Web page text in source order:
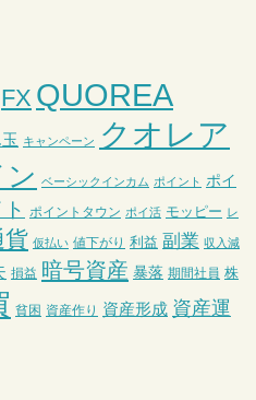
FX QUOREA
キャンペーン クオレア
ベーシックインカム ポイント ポイ
ポイントタウン ポイ活 モッピー レ
貨 仮払い 値下がり 利益 副業 収入減
損益 暗号資産 暴落 期間社員 株
貧困 資産作り 資産形成 資産運